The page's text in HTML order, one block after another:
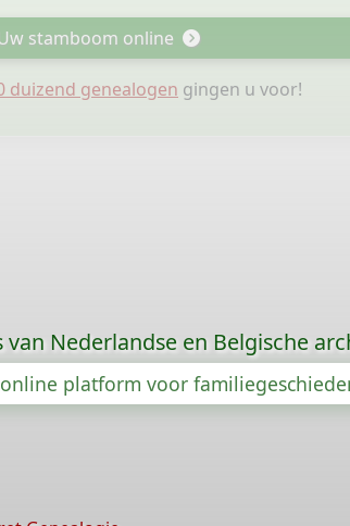
stamboom online
duizend genealogen gingen u voor!
Nederlandse en Belgische
platform voor